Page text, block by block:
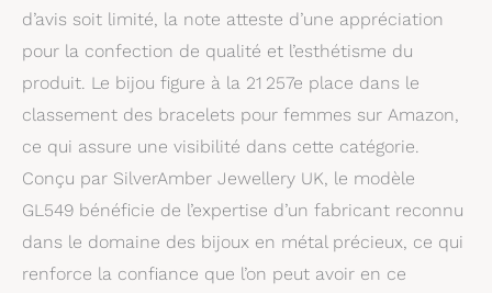
d’avis soit limité, la note atteste d’une appréciation
pour la confection de qualité et l’esthétisme du
produit. Le bijou figure à la 21 257e place dans le
classement des bracelets pour femmes sur Amazon,
ce qui assure une visibilité dans cette catégorie.
Conçu par SilverAmber Jewellery UK, le modèle
GL549 bénéficie de l’expertise d’un fabricant reconnu
dans le domaine des bijoux en métal précieux, ce qui
renforce la confiance que l’on peut avoir en ce